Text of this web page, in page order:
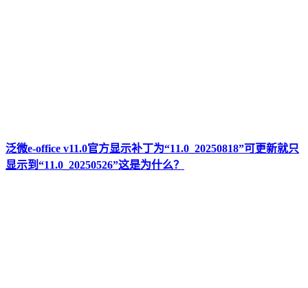
泛微e-office v11.0官方显示补丁为“11.0_20250818”可更新就只
显示到“11.0_20250526”这是为什么？